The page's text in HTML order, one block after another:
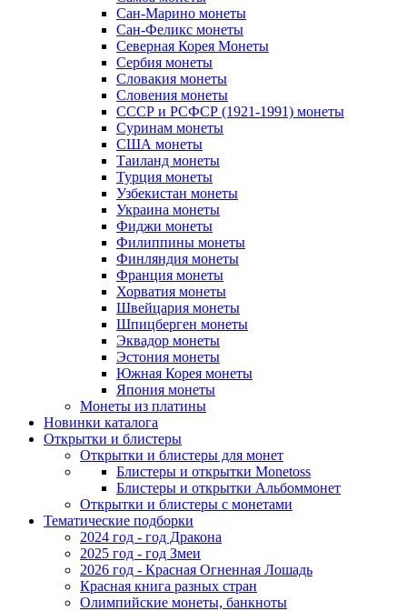
Сан-Марино монеты
Сан-Феликс монеты
Северная Корея Монеты
Сербия монеты
Словакия монеты
Словения монеты
СССР и РСФСР (1921-1991) монеты
Суринам монеты
США монеты
Таиланд монеты
Турция монеты
Узбекистан монеты
Украина монеты
Фиджи монеты
Филиппины монеты
Финляндия монеты
Франция монеты
Хорватия монеты
Швейцария монеты
Шпицберген монеты
Эквадор монеты
Эстония монеты
Южная Корея монеты
Япония монеты
Монеты из платины
Новинки каталога
Открытки и блистеры
Открытки и блистеры для монет
Блистеры и открытки Monetoss
Блистеры и открытки Альбоммонет
Открытки и блистеры с монетами
Тематические подборки
2024 год - год Дракона
2025 год - год Змеи
2026 год - Красная Огненная Лошадь
Красная книга разных стран
Олимпийские монеты, банкноты